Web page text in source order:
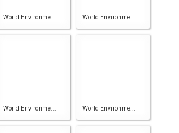
World Environme... World Environme...
World Environme... World Environme...